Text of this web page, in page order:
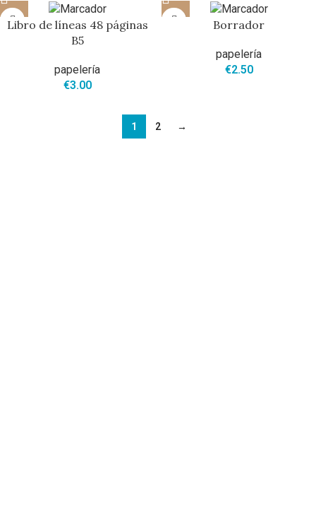
Libro de líneas 48 páginas
B5
papelería
€3.00
Borrador
papelería
€2.50
1 2 →